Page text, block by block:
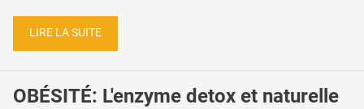
LIRE LA SUITE
OBÉSITÉ: L'enzyme detox et naturelle